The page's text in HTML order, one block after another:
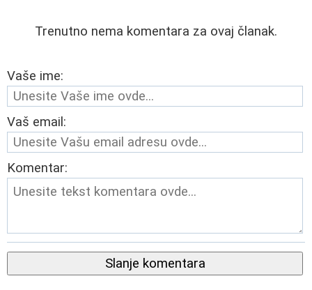
Trenutno nema komentara za ovaj članak.
Vaše ime:
Vaš email:
Komentar:
Slanje komentara